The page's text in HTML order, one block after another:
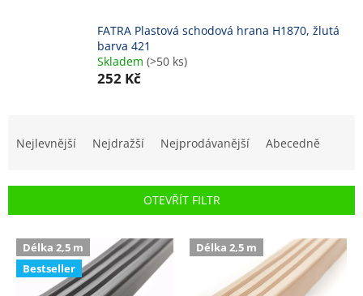
FATRA Plastová schodová hrana H1870, žlutá
barva 421
Skladem (>50 ks)
252 Kč
í
o
d
Nejlevnější Nejdražší Nejprodávanější Abecedně
OTEVŘÍT FILTR
V
p
Délka 2,5 m
Bestseller
Délka 2,5 m